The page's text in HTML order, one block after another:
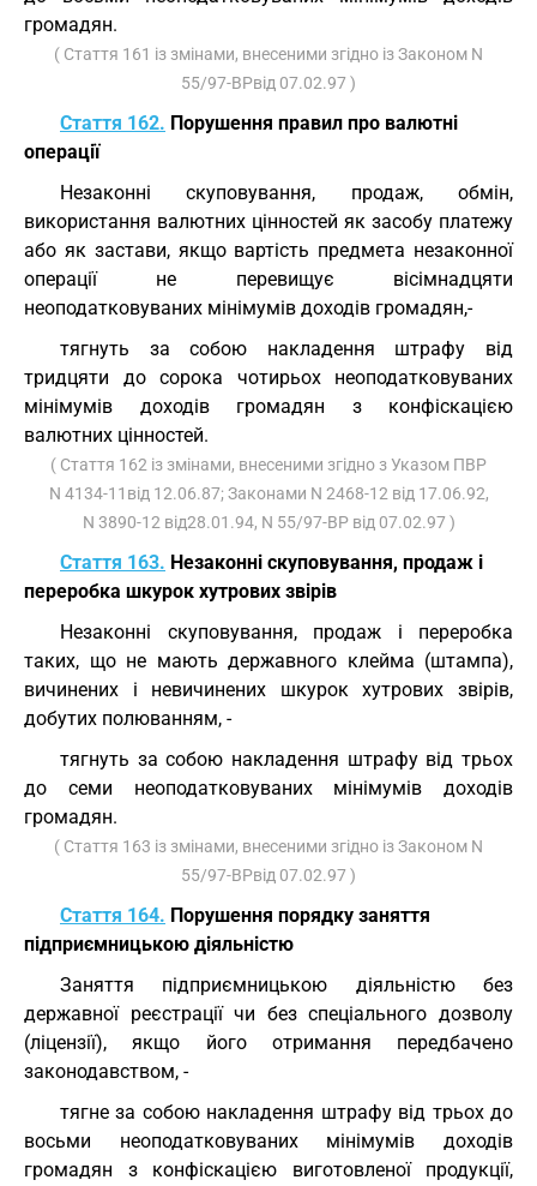
громадян.
( Стаття 161 із змінами, внесеними згідно із Законом N
55/97-ВРвід 07.02.97 )
Стаття 162. Порушення правил про валютні
операції
Незаконні скуповування, продаж, обмін,
використання валютних цінностей як засобу платежу
або як застави, якщо вартість предмета незаконної
операції не перевищує вісімнадцяти
неоподатковуваних мінімумів доходів громадян,-
тягнуть за собою накладення штрафу від
тридцяти до сорока чотирьох неоподатковуваних
мінімумів доходів громадян з конфіскацією
валютних цінностей.
( Стаття 162 із змінами, внесеними згідно з Указом ПВР
N 4134-11від 12.06.87; Законами N 2468-12 від 17.06.92,
N 3890-12 від28.01.94, N 55/97-ВР від 07.02.97 )
Стаття 163. Незаконні скуповування, продаж і
переробка шкурок хутрових звірів
Незаконні скуповування, продаж і переробка
таких, що не мають державного клейма (штампа),
вичинених і невичинених шкурок хутрових звірів,
добутих полюванням, -
тягнуть за собою накладення штрафу від трьох
до семи неоподатковуваних мінімумів доходів
громадян.
( Стаття 163 із змінами, внесеними згідно із Законом N
55/97-ВРвід 07.02.97 )
Стаття 164. Порушення порядку заняття
підприємницькою діяльністю
Заняття підприємницькою діяльністю без
державної реєстрації чи без спеціального дозволу
(ліцензії), якщо його отримання передбачено
законодавством, -
тягне за собою накладення штрафу від трьох до
восьми неоподатковуваних мінімумів доходів
громадян з конфіскацією виготовленої продукції,